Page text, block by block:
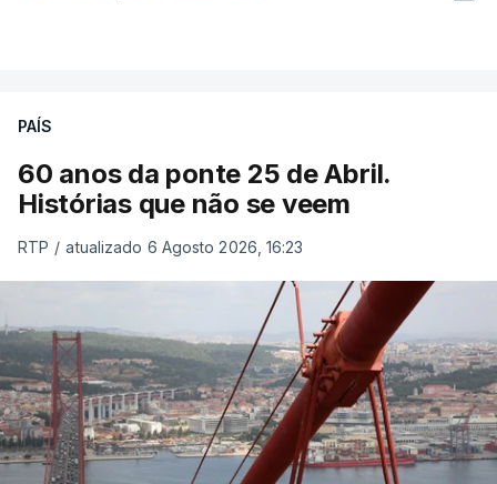
PAÍS
60 anos da ponte 25 de Abril.
Histórias que não se veem
RTP / atualizado 6 Agosto 2026, 16:23